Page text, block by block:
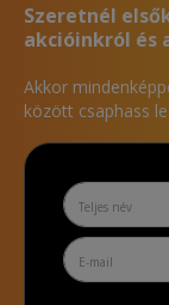
Szeretnél
akcióinkról és
Akkor
között csaphass